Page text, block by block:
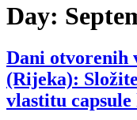
Day:
Dani otvorenih
(Rijeka):
vlastitu